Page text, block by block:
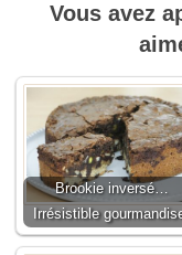
Vous avez
Brookie inversé…
Irrésistible